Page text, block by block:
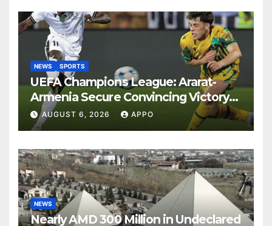
NEWS SPORTS
UEFA Champions League: Ararat-
Armenia Secure Convincing Victory
Over Shamrock Rovers 2-0
AUGUST 6, 2026 APPO
NEWS
Nearly AMD 300 Million in Undeclared